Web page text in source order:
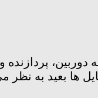
ها بعید به نظر